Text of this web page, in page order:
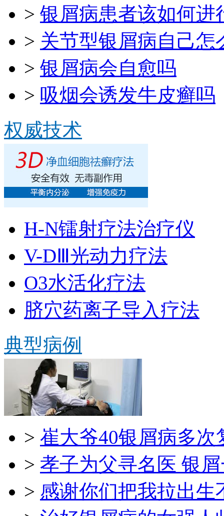
> 银屑病患者该如何进
> 关节型银屑病自己怎
> 银屑病会自愈吗
> 吸烟会诱发牛皮癣吗
权威技术
H-N镭射疗法治疗仪
V-DⅢ光动力疗法
O3水活化疗法
脐穴药离子导入疗法
典型病例
> 崔大爷40银屑病多次
> 孝子为父寻名医 银
> 感谢你们把我拉出生